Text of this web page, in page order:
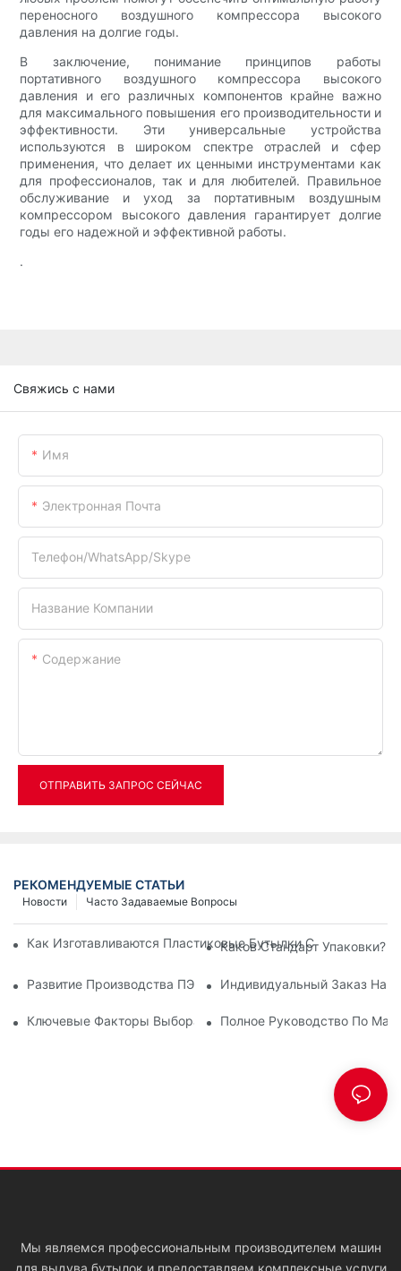
переносного воздушного компрессора высокого
давления на долгие годы.
В заключение, понимание принципов работы
портативного воздушного компрессора высокого
давления и его различных компонентов крайне важно
для максимального повышения его производительности и
эффективности. Эти универсальные устройства
используются в широком спектре отраслей и сфер
применения, что делает их ценными инструментами как
для профессионалов, так и для любителей. Правильное
обслуживание и уход за портативным воздушным
компрессором высокого давления гарантирует долгие
годы его надежной и эффективной работы.
.
Свяжись с нами
Имя
Электронная Почта
Телефон/WhatsApp/Skype
Название Компании
Содержание
ОТПРАВИТЬ ЗАПРОС СЕЙЧАС
РЕКОМЕНДУЕМЫЕ СТАТЬИ
Часто Задаваемые Вопросы
Новости
Как Изготавливаются Пластиковые Бутылки С Помощью
Каков Стандарт Упаковки?
Развитие Производства ПЭТ-Бутылок Для Косметики,
Индивидуальный Заказ На
Ключевые Факторы Выбора Машин ISBM, SBM Или EBM
Полное Руководство По
Мы являемся профессиональным производителем машин
для выдува бутылок и предоставляем комплексные услуги